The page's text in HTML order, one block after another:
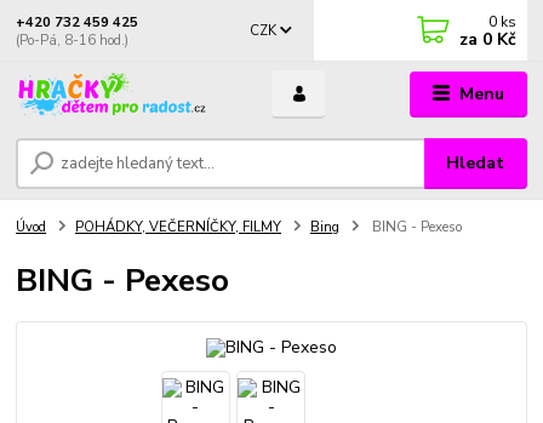
Menu
CZK
Hledat
+420 732 459 425
(Po-Pá, 8-16 hod.)
0 ks
za 0 Kč
Úvod POHÁDKY, VEČERNÍČKY, FILMY Bing BING - Pexeso
BING - Pexeso